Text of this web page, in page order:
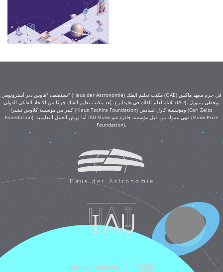
يستضيف "هاوس دير أسترونومي" (Haus der Astronomie) مكتب تعليم الفلك (OAE) في حرم معهد ماكس
بلانك لعلم الفلك في هايدلبرغ. يُعد مكتب تعليم الفلك جزءًا من الاتحاد الفلكي الدولي (IAU)، ويحظى بتمويل
كبير من مؤسسة كلاوس تشيرا (Klaus Tschira Foundation) ومؤسسة كارل تسايس (Carl Zeiss
Foundation). أما ورش العمل التعليمية IAU-Shaw فهي ممولة من قبل مؤسسة جائزة شو (Shaw Prize
Foundation).